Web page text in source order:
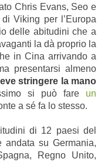
Chris Evans, Seo e
Viking per l’Europa
delle abitudini che a
la dà proprio la
in Cina arrivando a
presentarsi almeno
stringere la mano
si può fare un
a sé fa lo stesso.
di 12 paesi del
su Germania,
Regno Unito,